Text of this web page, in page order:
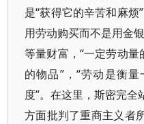
是“获得它的辛苦和麻烦
用劳动购买而不是用金
等量财富，“一定劳动量
的物品”，“劳动是衡
度”。在这里，斯密完
方面批判了重商主义者